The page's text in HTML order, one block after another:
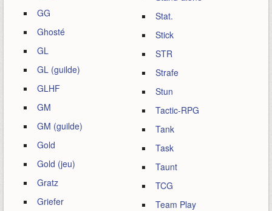
GG
Ghosté
GL
GL (guilde)
GLHF
GM
GM (guilde)
Gold
Gold (jeu)
Gratz
Griefer
Stat.
Stick
STR
Strafe
Stun
Tactic-RPG
Tank
Task
Taunt
TCG
Team Play